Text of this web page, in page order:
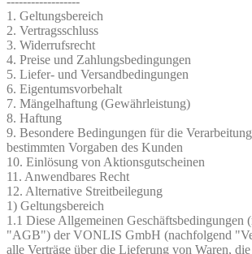
1. Geltungsbereich
2. Vertragsschluss
3. Widerrufsrecht
4. Preise und Zahlungsbedingungen
5. Liefer- und Versandbedingungen
6. Eigentumsvorbehalt
7. Mängelhaftung (Gewährleistung)
8. Haftung
9. Besondere Bedingungen für die
bestimmten Vorgaben des Kunden
10. Einlösung von Aktionsgutscheinen
11. Anwendbares Recht
12. Alternative Streitbeilegung
1) Geltungsbereich
1.1 Diese Allgemeinen Geschäftsbedingungen
"AGB") der VONLIS GmbH (nachfolgend
alle Verträge über die Lieferung von Waren,